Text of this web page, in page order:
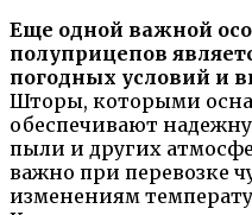
Еще одной важной
полуприцепов
погодных условий и
Шторы, которыми
обеспечивают
пыли и других
важно при перевозке
изменениям